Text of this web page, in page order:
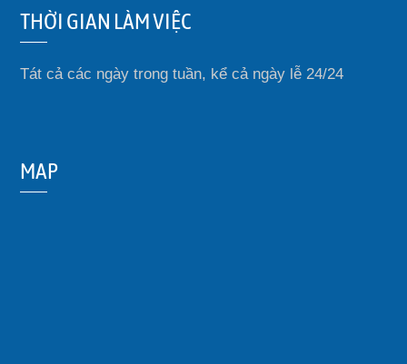
THỜI GIAN LÀM VIỆC
Tát cả các ngày trong tuần, kể cả ngày lễ 24/24
MAP